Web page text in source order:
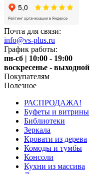
Почта для связи:
info@vs-plus.ru
График работы:
пн-сб | 10:00 - 19:00
воскресенье - выходной
Покупателям
Полезное
РАСПРОДАЖА!
Буфеты и витрины
Библиотеки
Зеркала
Кровати из дерева
Комоды и тумбы
Консоли
Кухни из массива